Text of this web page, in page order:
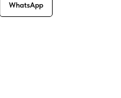
WhatsApp